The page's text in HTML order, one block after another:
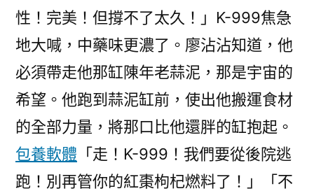
性！完美！但撐不了太久！」K-999焦急
地大喊，中藥味更濃了。廖沾沾知道，他
必須帶走他那缸陳年老蒜泥，那是宇宙的
希望。他跑到蒜泥缸前，使出他搬運食材
的全部力量，將那口比他還胖的缸抱起。
包養軟體 「走！K-999！我們要從後院逃
跑！別再管你的紅棗枸杞燃料了！」「不